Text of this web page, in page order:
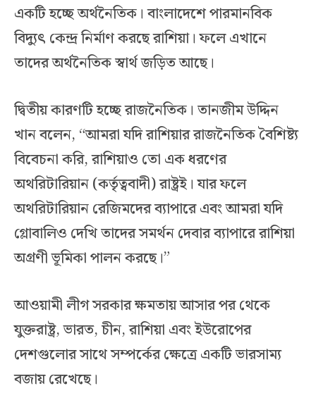
একটি হচ্ছে অর্থনৈতিক। বাংলাদেশে পারমানবিক
বিদ্যুৎ কেন্দ্র নির্মাণ করছে রাশিয়া। ফলে এখানে
তাদের অর্থনৈতিক স্বার্থ জড়িত আছে।
দ্বিতীয় কারণটি হচ্ছে রাজনৈতিক। তানজীম উদ্দিন
খান বলেন, “আমরা যদি রাশিয়ার রাজনৈতিক বৈশিষ্ট্য
বিবেচনা করি, রাশিয়াও তো এক ধরণের
অথরিটারিয়ান (কর্তৃত্ববাদী) রাষ্ট্রই। যার ফলে
অথরিটারিয়ান রেজিমদের ব্যাপারে এবং আমরা যদি
গ্লোবালিও দেখি তাদের সমর্থন দেবার ব্যাপারে রাশিয়া
অগ্রণী ভূমিকা পালন করছে।”
আওয়ামী লীগ সরকার ক্ষমতায় আসার পর থেকে
যুক্তরাষ্ট্র, ভারত, চীন, রাশিয়া এবং ইউরোপের
দেশগুলোর সাথে সম্পর্কের ক্ষেত্রে একটি ভারসাম্য
বজায় রেখেছে।